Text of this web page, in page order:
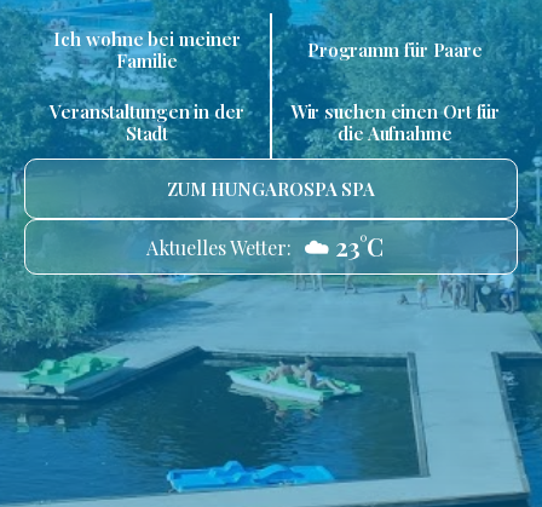
Ich wohne bei meiner
Familie
Programm für Paare
Veranstaltungen in der
Stadt
Wir suchen einen Ort für
die Aufnahme
ZUM HUNGAROSPA SPA
Aktuelles Wetter: ☁️ 23°C